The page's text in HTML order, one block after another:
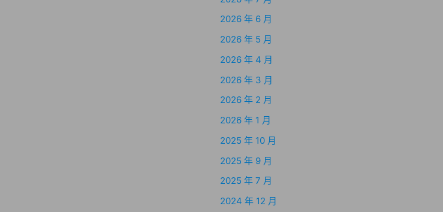
2026 年 6 月
2026 年 5 月
2026 年 4 月
2026 年 3 月
2026 年 2 月
2026 年 1 月
2025 年 10 月
2025 年 9 月
2025 年 7 月
2024 年 12 月